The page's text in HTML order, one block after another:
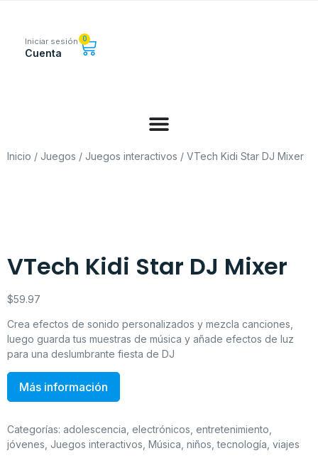
Iniciar sesión
Cuenta
0
Inicio / Juegos / Juegos interactivos / VTech Kidi Star DJ Mixer
VTech Kidi Star DJ Mixer
$59.97
Crea efectos de sonido personalizados y mezcla canciones,
luego guarda tus muestras de música y añade efectos de luz
para una deslumbrante fiesta de DJ
Más información
Categorías: adolescencia electrónicos entretenimiento
jóvenes Juegos interactivos Música niños ,tecnología viajes